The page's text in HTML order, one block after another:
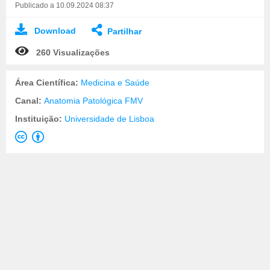
Publicado a 10.09.2024 08:37
Download Partilhar
260 Visualizações
Área Científica: Medicina e Saúde
Canal: Anatomia Patológica FMV
Instituição: Universidade de Lisboa